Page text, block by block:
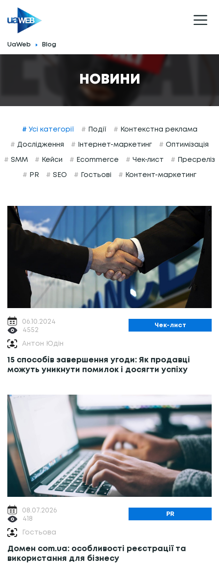
UaWeb Blog
НОВИНИ
# Усі категорії # Події # Контекстна реклама
# Дослідження # Інтернет-маркетинг # Оптимізація
# SMM # Кейси # Ecommerce # Чек-лист # Пресреліз
# PR # SEO # Гостьові # Контент-маркетинг
06.10.2024
4552
Чек-лист
Антон Юдін
15 способів завершення угоди: Як продавці
можуть уникнути помилок і досягти успіху
08.07.2026
418
PR
Гостьова
Домен com.ua: особливості реєстрації та
використання для бізнесу